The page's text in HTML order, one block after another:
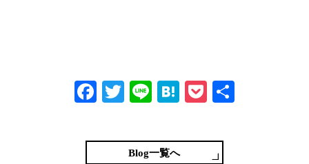
Fa
bo
ok
T
tte
r
Li
H
en
a
P
ke
t
Blog一覧へ